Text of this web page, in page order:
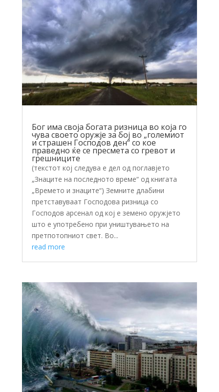
Бог има своја богата ризница во која го
чува своето оружје за бој во „големиот
и страшен Господов ден“ со кое
праведно ќе се пресмета со гревот и
грешниците
(текстот кој следува е дел од поглавјето
„Знаците на последното време“ од книгата
„Времето и знаците“) Земните длабини
претставуваат Господова ризница со
Господов арсенал од кој е земено оружјето
што е употребено при уништувањето на
претпотопниот свет. Во...
read more